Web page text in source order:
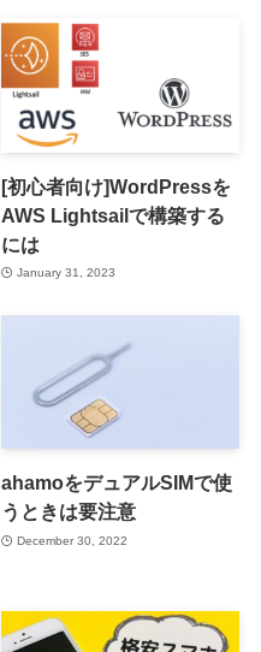
[初心者向け]WordPressを
AWS Lightsailで構築する
には
January 31, 2023
ahamoをデュアルSIMで使
うときは要注意
December 30, 2022